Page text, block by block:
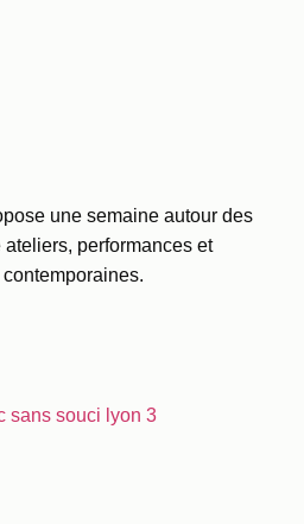
une semaine autour des
performances et